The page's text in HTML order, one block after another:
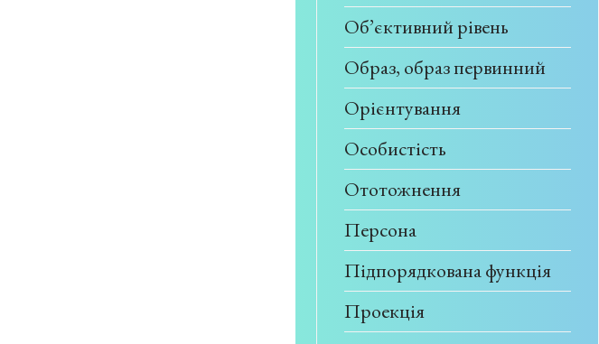
Об’єктивний рівень
Образ, образ первинний
Орієнтування
Особистість
Ототожнення
Персона
Підпорядкована функція
Проекція